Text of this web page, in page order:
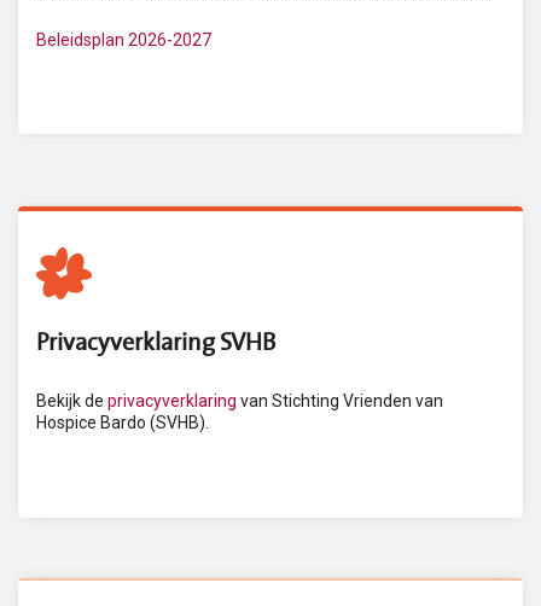
Beleidsplan 2026-2027
Privacyverklaring SVHB
Bekijk de privacyverklaring van Stichting Vrienden van
Hospice Bardo (SVHB).